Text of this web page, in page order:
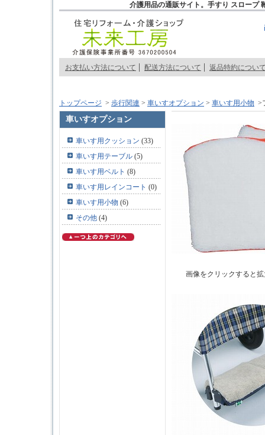
介護用品の通販サイト。手すり スロープ
お支払い方法について 配送方法について 返品特約につい
トップページ > 歩行関連 > 車いすオプション > 車いす用小物 >
車いすオプション
車いす用クッション (33)
車いす用テーブル (5)
車いす用ベルト (8)
車いす用レインコート (0)
車いす用小物 (6)
その他 (4)
画像をクリックすると